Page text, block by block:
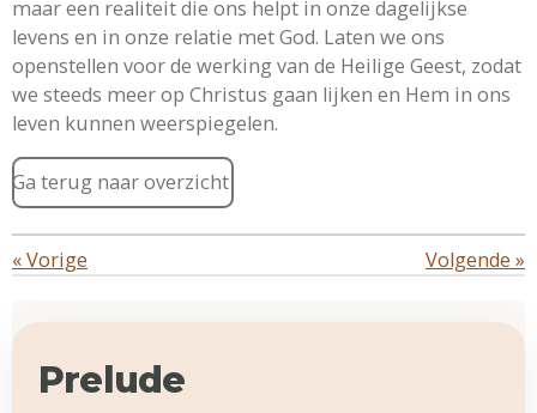
maar een realiteit die ons helpt in onze dagelijkse
levens en in onze relatie met God. Laten we ons
openstellen voor de werking van de Heilige Geest, zodat
we steeds meer op Christus gaan lijken en Hem in ons
leven kunnen weerspiegelen.
Ga terug naar overzicht
«Vorige Volgende »
Prelude